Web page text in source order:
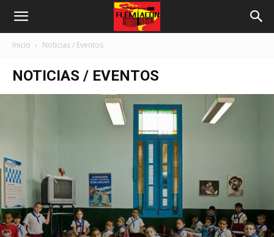
Inicio Noticias / Eventos
NOTICIAS / EVENTOS